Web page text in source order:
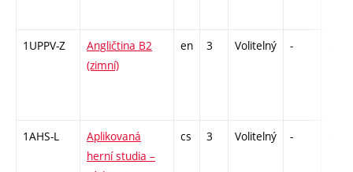
1UPPV-Z
Angličtina B2
(zimní)
en 3 Volitelný -
1AHS-L
Aplikovaná
herní studia –
cs 3 Volitelný -